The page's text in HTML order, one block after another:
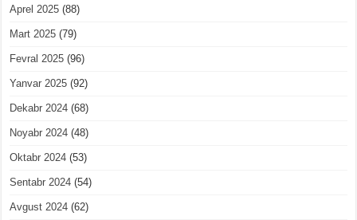
Aprel 2025 (88)
Mart 2025 (79)
Fevral 2025 (96)
Yanvar 2025 (92)
Dekabr 2024 (68)
Noyabr 2024 (48)
Oktabr 2024 (53)
Sentabr 2024 (54)
Avgust 2024 (62)